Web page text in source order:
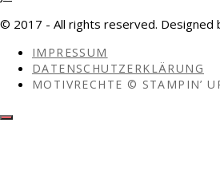
© 2017 - All rights reserved. Designed
IMPRESSUM
DATENSCHUTZERKLÄRUNG
MOTIVRECHTE © STAMPIN’